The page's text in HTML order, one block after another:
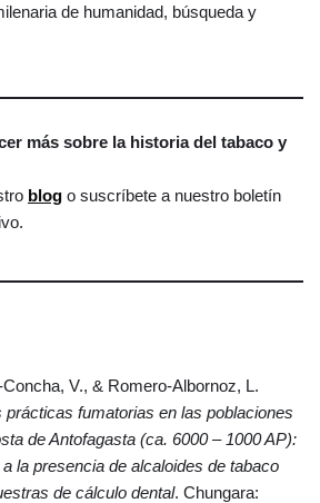
de humanidad, búsqueda y
más sobre la historia del tabaco y
blog o suscríbete a nuestro boletín
V., & Romero-Albornoz, L.
prácticas fumatorias en las poblaciones
de Antofagasta (ca. 6000 – 1000 AP):
la presencia de alcaloides de tabaco
de cálculo dental. Chungara: